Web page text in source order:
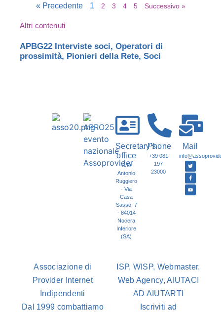
« Precedente 1 2 3 4 5 Successivo »
Altri contenuti
APBG22 Interviste soci, Operatori di
prossimità, Pionieri della Rete, Soci
Secretary's
office
C/O
Antonio
Ruggiero
- Via
Casa
Sasso, 7
- 84014
Nocera
Inferiore
(SA)
Phone
+39 081
197
23000
Mail
Associazione di
Provider Internet
Indipendenti
Dal 1999 combattiamo
ISP, WISP, Webmaster,
Web Agency, AIUTACI
AD AIUTARTI
Iscriviti ad